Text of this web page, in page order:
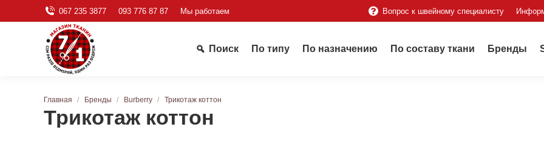
067 235 3877 093 776 87 87 Мы работаем Вопрос к швейному специалисту
Поиск По типу По назначению По составу ткани Бренды
Трикотаж коттон
Вы здесь:
Главная Бренды Burberry Трикотаж коттон